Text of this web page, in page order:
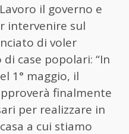
il governo e
intervenire sul
di voler
case popolari: “In
1° maggio, il
finalmente
per realizzare in
a cui stiamo